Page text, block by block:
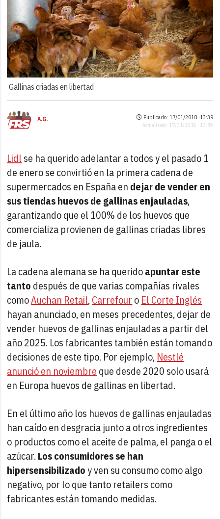
Gallinas criadas en libertad
A.G. Publicado: 17/01/2018 ·13:39
Actualizado: 17/01/2018 · 13:39
Lidl se ha querido adelantar a todos y el pasado 1
de enero se convirtió en la primera cadena de
supermercados en España en dejar de vender en
sus tiendas huevos de gallinas enjauladas,
garantizando que el 100% de los huevos que
comercializa provienen de gallinas criadas libres
de jaula.
La cadena alemana se ha queridoapuntar este
tanto después de que varias compañías rivales
comoAuchan Retail,Carrefour o El Corte Inglés
hayan anunciado, en meses precedentes, dejar de
vender huevos de gallinas enjauladas a partir del
año 2025. Los fabricantes también están tomando
decisiones de este tipo. Por ejemplo, Nestlé
anunció en noviembre que desde 2020 solo usará
en Europa huevos de gallinas en libertad.
En el último año los huevos de gallinas enjauladas
han caído en desgracia junto a otros ingredientes
o productos como el aceite de palma, el panga o el
azúcar. Los consumidores se han
hipersensibilizadoy ven su consumo como algo
negativo, por lo que tanto retailers como
fabricantes están tomando medidas.